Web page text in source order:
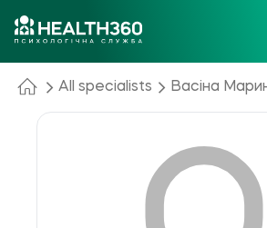
All specialists Васіна